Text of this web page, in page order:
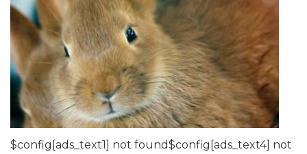
$config[ads_text1] not found$config[ads_text4] not